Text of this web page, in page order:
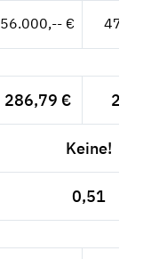
56.000,-- €
286,79 €
Keine!
0,51